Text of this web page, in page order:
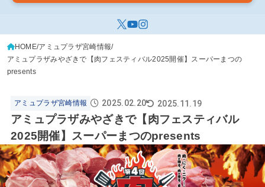
HOME アミュプラザ宮崎情報
アミュプラザみやざきで【肉フェスティバル2025開催】スーパーまつの
presents
アミュプラザ宮崎情報 2025.02.20 2025.11.19
アミュプラザみやざきで【肉フェスティバル
2025開催】スーパーまつのpresents